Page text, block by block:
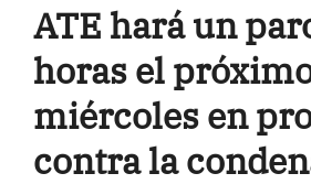
ATE hará un
horas el
miércoles en
contra la